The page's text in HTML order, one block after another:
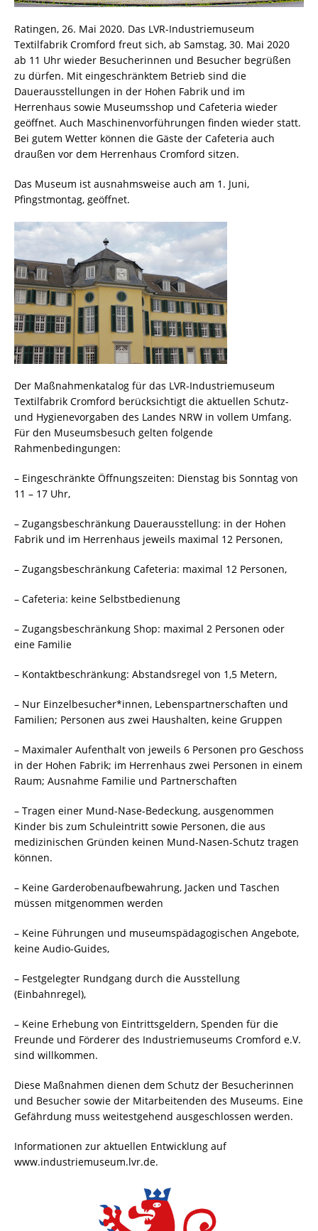
Ratingen, 26. Mai 2020. Das LVR-Industriemuseum
Textilfabrik Cromford freut sich, ab Samstag, 30. Mai 2020
ab 11 Uhr wieder Besucherinnen und Besucher begrüßen
zu dürfen. Mit eingeschränktem Betrieb sind die
Dauerausstellungen in der Hohen Fabrik und im
Herrenhaus sowie Museumsshop und Cafeteria wieder
geöffnet. Auch Maschinenvorführungen finden wieder statt.
Bei gutem Wetter können die Gäste der Cafeteria auch
draußen vor dem Herrenhaus Cromford sitzen.
Das Museum ist ausnahmsweise auch am 1. Juni,
Pfingstmontag, geöffnet.
Der Maßnahmenkatalog für das LVR-Industriemuseum
Textilfabrik Cromford berücksichtigt die aktuellen Schutz-
und Hygienevorgaben des Landes NRW in vollem Umfang.
Für den Museumsbesuch gelten folgende
Rahmenbedingungen:
– Eingeschränkte Öffnungszeiten: Dienstag bis Sonntag von
11 – 17 Uhr,
– Zugangsbeschränkung Dauerausstellung: in der Hohen
Fabrik und im Herrenhaus jeweils maximal 12 Personen,
– Zugangsbeschränkung Cafeteria: maximal 12 Personen,
– Cafeteria: keine Selbstbedienung
– Zugangsbeschränkung Shop: maximal 2 Personen oder
eine Familie
– Kontaktbeschränkung: Abstandsregel von 1,5 Metern,
– Nur Einzelbesucher*innen, Lebenspartnerschaften und
Familien; Personen aus zwei Haushalten, keine Gruppen
– Maximaler Aufenthalt von jeweils 6 Personen pro Geschoss
in der Hohen Fabrik; im Herrenhaus zwei Personen in einem
Raum; Ausnahme Familie und Partnerschaften
– Tragen einer Mund-Nase-Bedeckung, ausgenommen
Kinder bis zum Schuleintritt sowie Personen, die aus
medizinischen Gründen keinen Mund-Nasen-Schutz tragen
können.
– Keine Garderobenaufbewahrung, Jacken und Taschen
müssen mitgenommen werden
– Keine Führungen und museumspädagogischen Angebote,
keine Audio-Guides,
– Festgelegter Rundgang durch die Ausstellung
(Einbahnregel),
– Keine Erhebung von Eintrittsgeldern, Spenden für die
Freunde und Förderer des Industriemuseums Cromford e.V.
sind willkommen.
Diese Maßnahmen dienen dem Schutz der Besucherinnen
und Besucher sowie der Mitarbeitenden des Museums. Eine
Gefährdung muss weitestgehend ausgeschlossen werden.
Informationen zur aktuellen Entwicklung auf
www.industriemuseum.lvr.de.